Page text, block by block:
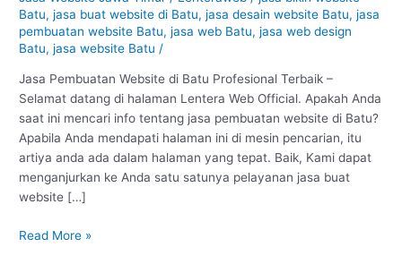
Batu,jasa buat website di Batu,jasa desain website Batu,jasa
pembuatan website Batu,jasa web Batu,jasa web design
Batu,jasa website Batu /
Jasa Pembuatan Website di Batu Profesional Terbaik –
Selamat datang di halaman Lentera Web Official. Apakah Anda
saat ini mencari info tentang jasa pembuatan website di Batu?
Apabila Anda mendapati halaman ini di mesin pencarian, itu
artiya anda ada dalam halaman yang tepat. Baik, Kami dapat
menganjurkan ke Anda satu satunya pelayanan jasa buat
website […]
Batu
:
Profesional
Read More »